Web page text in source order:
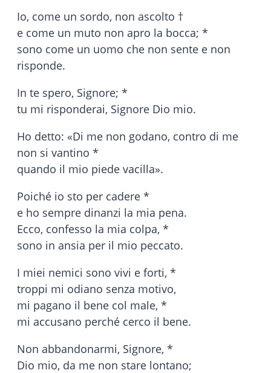
Io, come un sordo, non ascolto †
e come un muto non apro la bocca; *
sono come un uomo che non sente e non
risponde.
In te spero, Signore; *
tu mi risponderai, Signore Dio mio.
Ho detto: «Di me non godano, contro di me
non si vantino *
quando il mio piede vacilla».
Poiché io sto per cadere *
e ho sempre dinanzi la mia pena.
Ecco, confesso la mia colpa, *
sono in ansia per il mio peccato.
I miei nemici sono vivi e forti, *
troppi mi odiano senza motivo,
mi pagano il bene col male, *
mi accusano perché cerco il bene.
Non abbandonarmi, Signore, *
Dio mio, da me non stare lontano;